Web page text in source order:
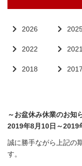
2026
2022 2021
2018 2017
～お盆休み休業のお知
2019年8月10日～2019
誠に勝手ながら上記の
す。